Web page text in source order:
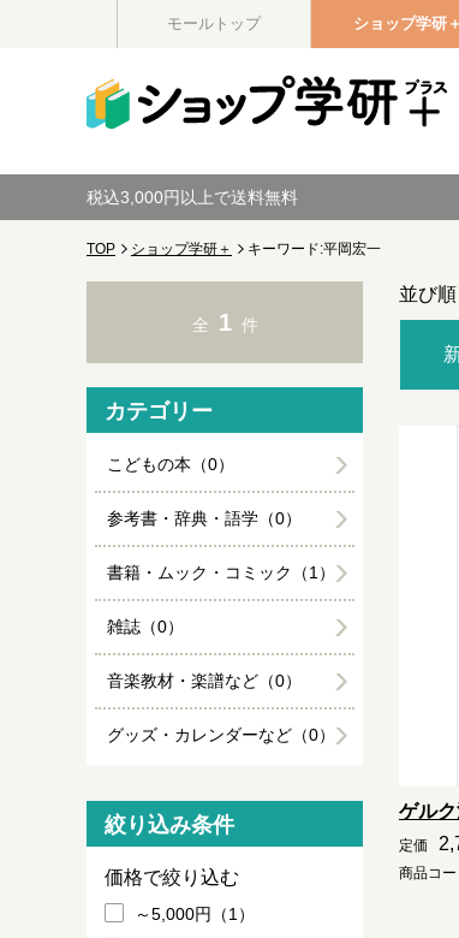
モールトップ ショップ学研＋
税込3,000円以上で送料無料
TOP ショップ学研＋ キーワード:平岡宏一
並び順
ゲル
定価
商品コ
全 1 件
カテゴリー
こどもの本（0）
参考書・辞典・語学（0）
書籍・ムック・コミック（1）
雑誌（0）
音楽教材・楽譜など（0）
グッズ・カレンダーなど（0）
絞り込み条件
価格で絞り込む
～5,000円（1）